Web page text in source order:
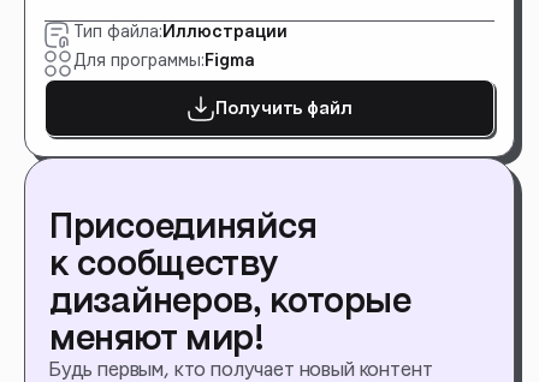
Тип файла: Иллюстрации
Для программы: Figma
Получить файл
Присоединяйся
к сообществу
дизайнеров, которые
меняют мир!
Будь первым, кто получает новый контент